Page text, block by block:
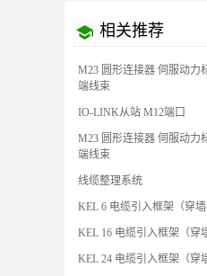
相关推荐
M23 圆形连接器 伺服动力
端线束
IO-LINK从站 M12端口
M23 圆形连接器 伺服动力
端线束
线缆整理系统
KEL 6 电缆引入框架（穿墙
KEL 16 电缆引入框架（穿
KEL 24 电缆引入框架（穿